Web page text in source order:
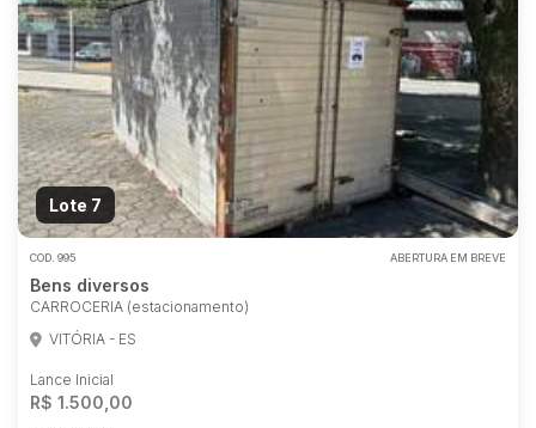
Lote 7
COD. 995 ABERTURA EM BREVE
Bens diversos
CARROCERIA (estacionamento)
VITÓRIA - ES
Lance Inicial
R$ 1.500,00